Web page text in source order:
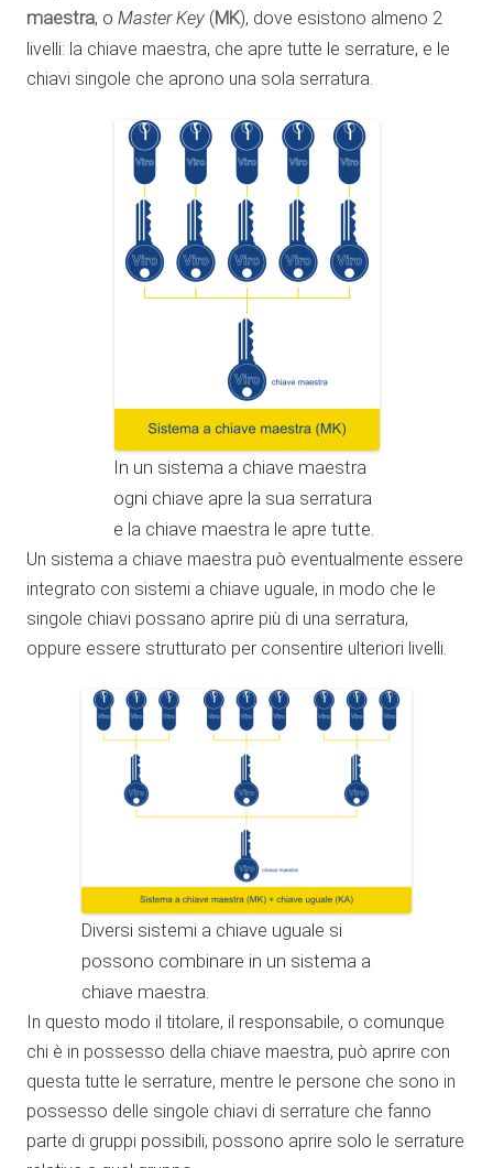
maestra, o Master Key (MK), dove esistono almeno 2
livelli: la chiave maestra, che apre tutte le serrature, e le
chiavi singole che aprono una sola serratura.
In un sistema a chiave maestra
ogni chiave apre la sua serratura
e la chiave maestra le apre tutte.
Un sistema a chiave maestra può eventualmente essere
integrato con sistemi a chiave uguale, in modo che le
singole chiavi possano aprire più di una serratura,
oppure essere strutturato per consentire ulteriori livelli.
Diversi sistemi a chiave uguale si
possono combinare in un sistema a
chiave maestra.
In questo modo il titolare, il responsabile, o comunque
chi è in possesso della chiave maestra, può aprire con
questa tutte le serrature, mentre le persone che sono in
possesso delle singole chiavi di serrature che fanno
parte di gruppi possibili, possono aprire solo le serrature